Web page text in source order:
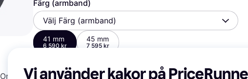
Färg (armband)
Välj Färg (armband)
41 mm
6 590 kr
45 mm
7 595 kr
Om produkten Specifikationer
Vi använder kakor på